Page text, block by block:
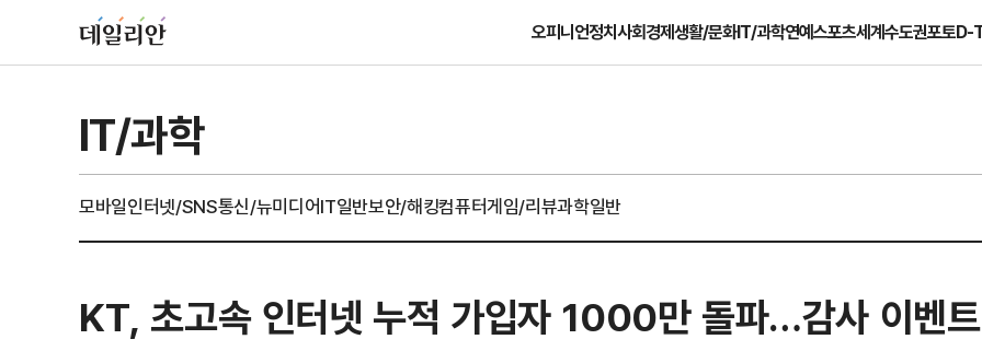
오피니언정치사회경제생활/문화IT/과학연예스포츠세계수도권포토D-
IT/과학
모바일인터넷/SNS통신/뉴미디어IT일반보안/해킹컴퓨터게임/리뷰과학일반
KT, 초고속 인터넷 누적 가입자 1000만 돌파…감사 이벤